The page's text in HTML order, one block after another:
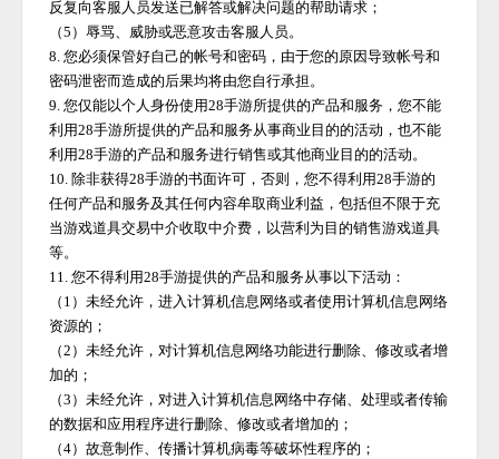
反复向客服人员发送已解答或解决问题的帮助请求；
（5）辱骂、威胁或恶意攻击客服人员。
8. 您必须保管好自己的帐号和密码，由于您的原因导致帐号和
密码泄密而造成的后果均将由您自行承担。
9. 您仅能以个人身份使用28手游所提供的产品和服务，您不能
利用28手游所提供的产品和服务从事商业目的的活动，也不能
利用28手游的产品和服务进行销售或其他商业目的的活动。
10. 除非获得28手游的书面许可，否则，您不得利用28手游的
任何产品和服务及其任何内容牟取商业利益，包括但不限于充
当游戏道具交易中介收取中介费，以营利为目的销售游戏道具
等。
11. 您不得利用28手游提供的产品和服务从事以下活动：
（ 1）未经允许，进入计算机信息网络或者使用计算机信息网络
资源的；
（2）未经允许，对计算机信息网络功能进行删除、修改或者增
加的；
（3）未经允许，对进入计算机信息网络中存储、处理或者传输
的数据和应用程序进行删除、修改或者增加的；
（4）故意制作、传播计算机病毒等破坏性程序的；